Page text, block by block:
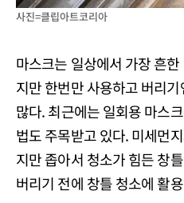
사진=클립아트코리아
마스크는 일상에서 가장 흔
지만 한번만 사용하고 버리
많다. 최근에는 일회용 마스
법도 주목받고 있다. 미세먼
지만 좁아서 청소가 힘든 창
버리기 전에 창틀 청소에 활